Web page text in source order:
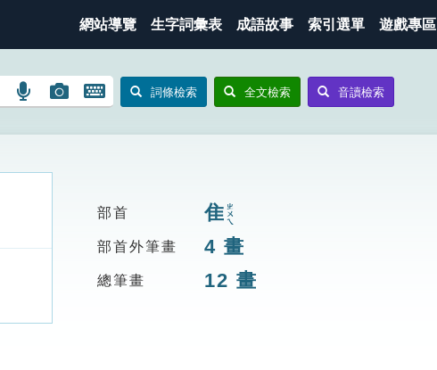
網站導覽 生字詞彙表 成語故事 索引選單 遊戲專區
語
搜
圖
圖
搜
開
鍵
詞條檢索 全文檢索 音讀檢索
部首 隹ㄓㄨㄟ
部首外筆畫 4 畫
總筆畫 12 畫